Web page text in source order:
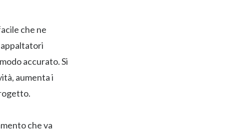
che ne
accurato. Si
aumenta i
che va